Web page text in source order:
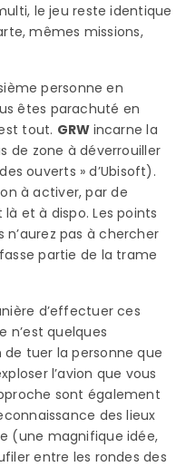
le jeu reste identique
mêmes missions,
personne en
êtes parachuté en
tout. GRW incarne la
de zone à déverrouiller
ouverts » d’Ubisoft).
à activer, par de
et à dispo. Les points
pas à chercher
partie de la trame
d’effectuer ces
n’est quelques
tuer la personne que
l’avion que vous
sont également
des lieux
(une magnifique idée,
entre les rondes des